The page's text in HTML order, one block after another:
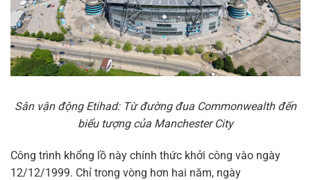
Sân vận động Etihad: Từ đường đua Commonwealth đến
biểu tượng của Manchester City
Công trình khổng lồ này chính thức khởi công vào ngày
12/12/1999. Chỉ trong vòng hơn hai năm, ngày